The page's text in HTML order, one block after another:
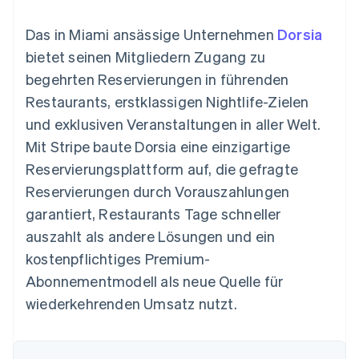
125
Zahlungen vor Ort
Authorization
Boost
Optimierung der
Autorisierungsraten
Beschleunigter
Bezahlvorgang
Connections
Verbundene
Finanzdaten
Product roadmap
SaaS
Nach Branche
KI-Unternehmen
Creator Economy
Gaming
Bewirtung, Reisen und
Freizeit
Versicherungen
Unterhaltung
Gemeinnützige
Organisationen
Fachdienstleistungen
Öffentlicher Sektor
Einzelhandel
Abonnementverwaltung
So setzen Sie
nutzungsbasierte
Abrechnung um
Stablecoin-gestützte
Karten ausgeben: So
geht´s
Bereitstellung und
Verwaltung von
Diensten mit Agenten
App-Integrationen
Code-Beispiele
Entwickler-Blog
Stripe Sessions
Karriere
Newsroom
Stripe Press
Kontakt
Sales-Team
kontaktieren
Partner werden
Das in Miami ansässige Unternehmen Dorsia
bietet seinen Mitgliedern Zugang zu
begehrten Reservierungen in führenden
Restaurants, erstklassigen Nightlife-Zielen
und exklusiven Veranstaltungen in aller Welt.
Mit Stripe baute Dorsia eine einzigartige
Reservierungsplattform auf, die gefragte
Reservierungen durch Vorauszahlungen
garantiert, Restaurants Tage schneller
auszahlt als andere Lösungen und ein
kostenpflichtiges Premium-
Abonnementmodell als neue Quelle für
wiederkehrenden Umsatz nutzt.